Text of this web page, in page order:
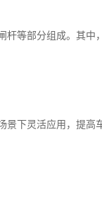
杆等部分组成。其中
景下灵活应用，提高